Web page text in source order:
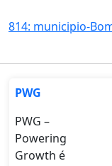
PWG
PWG –
Powering
Growth é